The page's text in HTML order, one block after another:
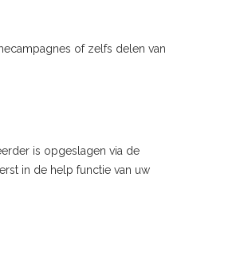
of zelfs delen van
is opgeslagen via de
in de help functie van uw